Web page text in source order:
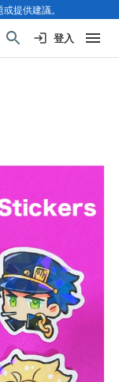
提供建議。
登入